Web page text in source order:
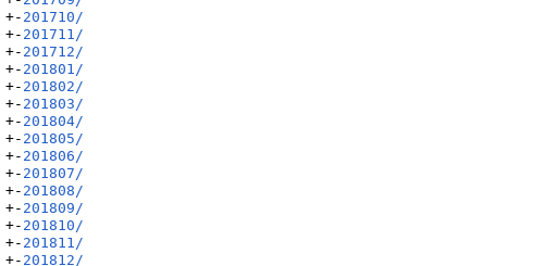
+- 201710/
+- 201711/
+- 201712/
+- 201801/
+- 201802/
+- 201803/
+- 201804/
+- 201805/
+- 201806/
+- 201807/
+- 201808/
+- 201809/
+- 201810/
+- 201811/
+- 201812/